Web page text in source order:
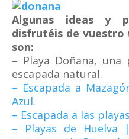
Algunas ideas y
disfrutéis de vuestro
son:
– Playa Doñana,
escapada natural.
– Escapada a
Azul.
– Escapada a las
– Playas de Huelva